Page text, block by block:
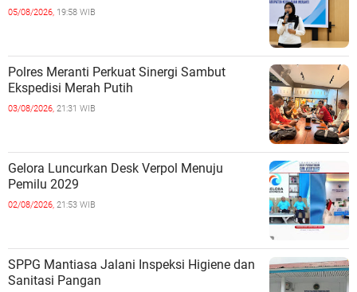
05/08/2026, 19:58 WIB
Polres Meranti Perkuat Sinergi Sambut
Ekspedisi Merah Putih
03/08/2026, 21:31 WIB
Gelora Luncurkan Desk Verpol Menuju
Pemilu 2029
02/08/2026, 21:53 WIB
SPPG Mantiasa Jalani Inspeksi Higiene dan
Sanitasi Pangan